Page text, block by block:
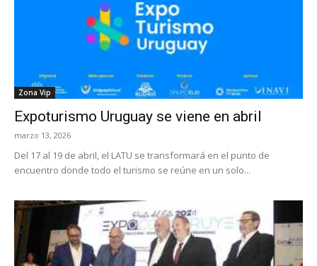
Zona Vip
Expoturismo Uruguay se viene en abril
marzo 13, 2026
Del 17 al 19 de abril, el LATU se transformará en el punto de
encuentro donde todo el turismo se reúne en un solo...